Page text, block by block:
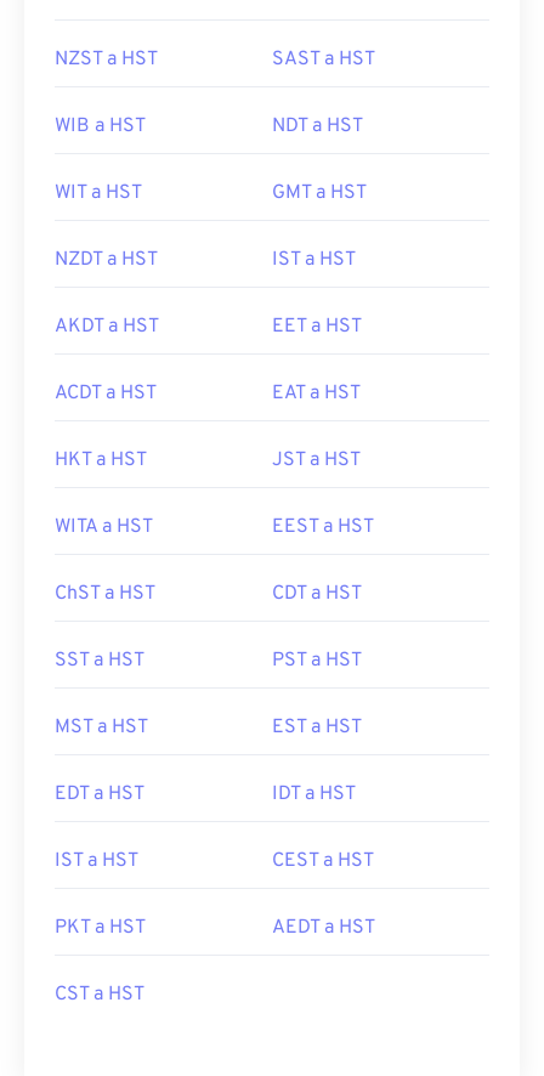
NZST a HST SAST a HST
WIB a HST NDT a HST
WIT a HST GMT a HST
NZDT a HST IST a HST
AKDT a HST EET a HST
ACDT a HST EAT a HST
HKT a HST JST a HST
WITA a HST EEST a HST
ChST a HST CDT a HST
SST a HST PST a HST
MST a HST EST a HST
EDT a HST IDT a HST
IST a HST CEST a HST
PKT a HST AEDT a HST
CST a HST